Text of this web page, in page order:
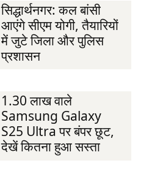
सिद्धार्थनगर: कल बांसी
आएंगे सीएम योगी, तैयारियों
में जुटे जिला और पुलिस
प्रशासन
1.30 लाख वाले
Samsung Galaxy
S25 Ultra पर बंपर छूट,
देखें कितना हुआ सस्ता